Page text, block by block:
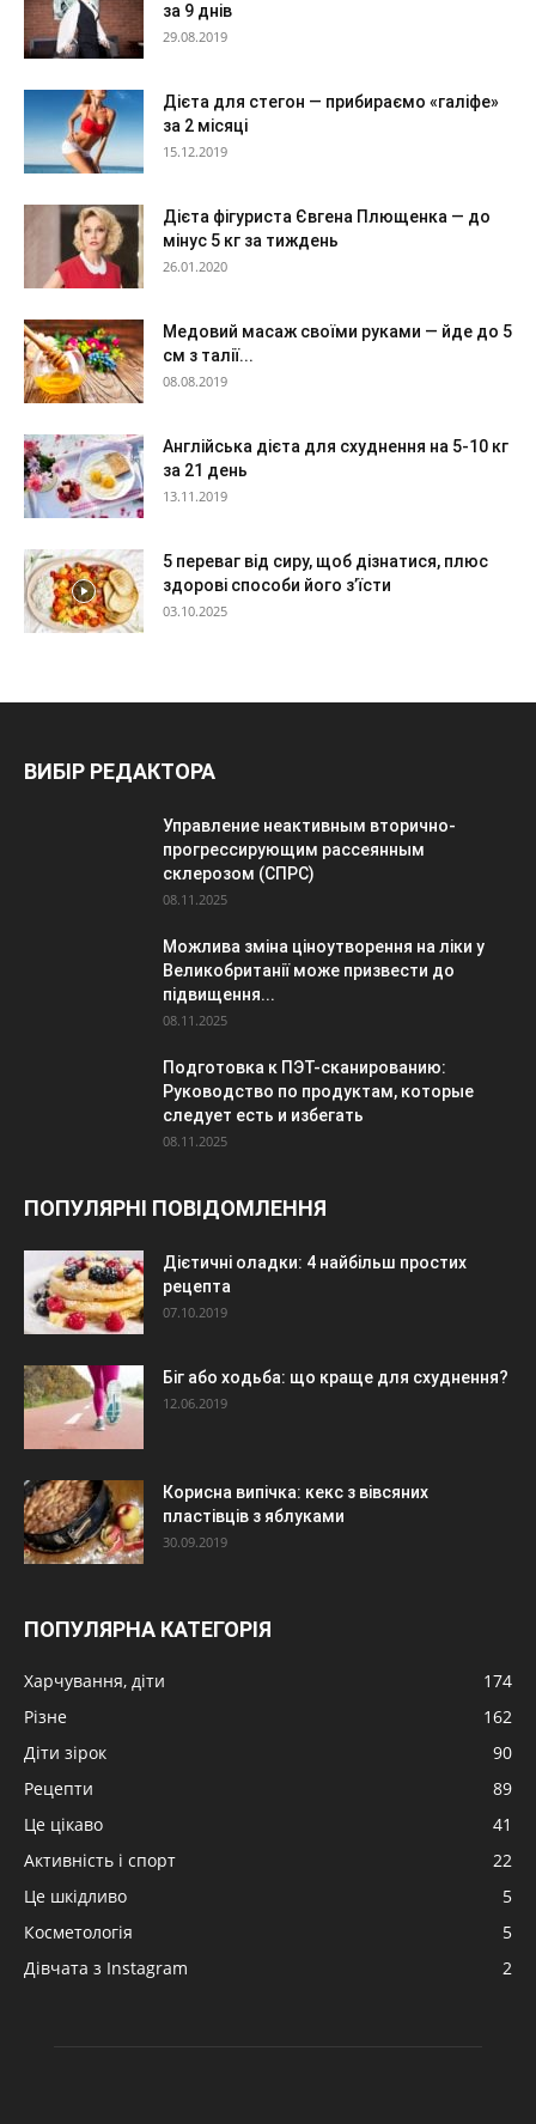
за 9 днів
29.08.2019
Дієта для стегон — прибираємо «галіфе»
за 2 місяці
15.12.2019
Дієта фігуриста Євгена Плющенка — до
мінус 5 кг за тиждень
26.01.2020
Медовий масаж своїми руками — йде до 5
см з талії...
08.08.2019
Англійська дієта для схуднення на 5-10 кг
за 21 день
13.11.2019
5 переваг від сиру, щоб дізнатися, плюс
здорові способи його з’їсти
03.10.2025
ВИБІР РЕДАКТОРА
Управление неактивным вторично-
прогрессирующим рассеянным
склерозом (СПРС)
08.11.2025
Можлива зміна ціноутворення на ліки у
Великобританії може призвести до
підвищення...
08.11.2025
Подготовка к ПЭТ-сканированию:
Руководство по продуктам, которые
следует есть и избегать
08.11.2025
ПОПУЛЯРНІ ПОВІДОМЛЕННЯ
Дієтичні оладки: 4 найбільш простих
рецепта
07.10.2019
Біг або ходьба: що краще для схуднення?
12.06.2019
Корисна випічка: кекс з вівсяних
пластівців з яблуками
30.09.2019
ПОПУЛЯРНА КАТЕГОРІЯ
Харчування, діти
174
Різне
162
Діти зірок
90
Рецепти
89
Це цікаво
41
Активність і спорт
22
Це шкідливо
5
Косметологія
5
Дівчата з Instagram
2